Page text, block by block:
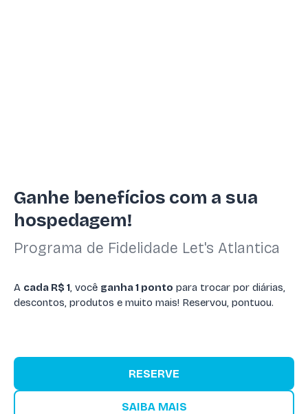
Ganhe benefícios com a sua
hospedagem!
Programa de Fidelidade Let's Atlantica
A cada R$ 1, você ganha 1 ponto para trocar por diárias,
descontos, produtos e muito mais! Reservou, pontuou.
RESERVE
SAIBA MAIS